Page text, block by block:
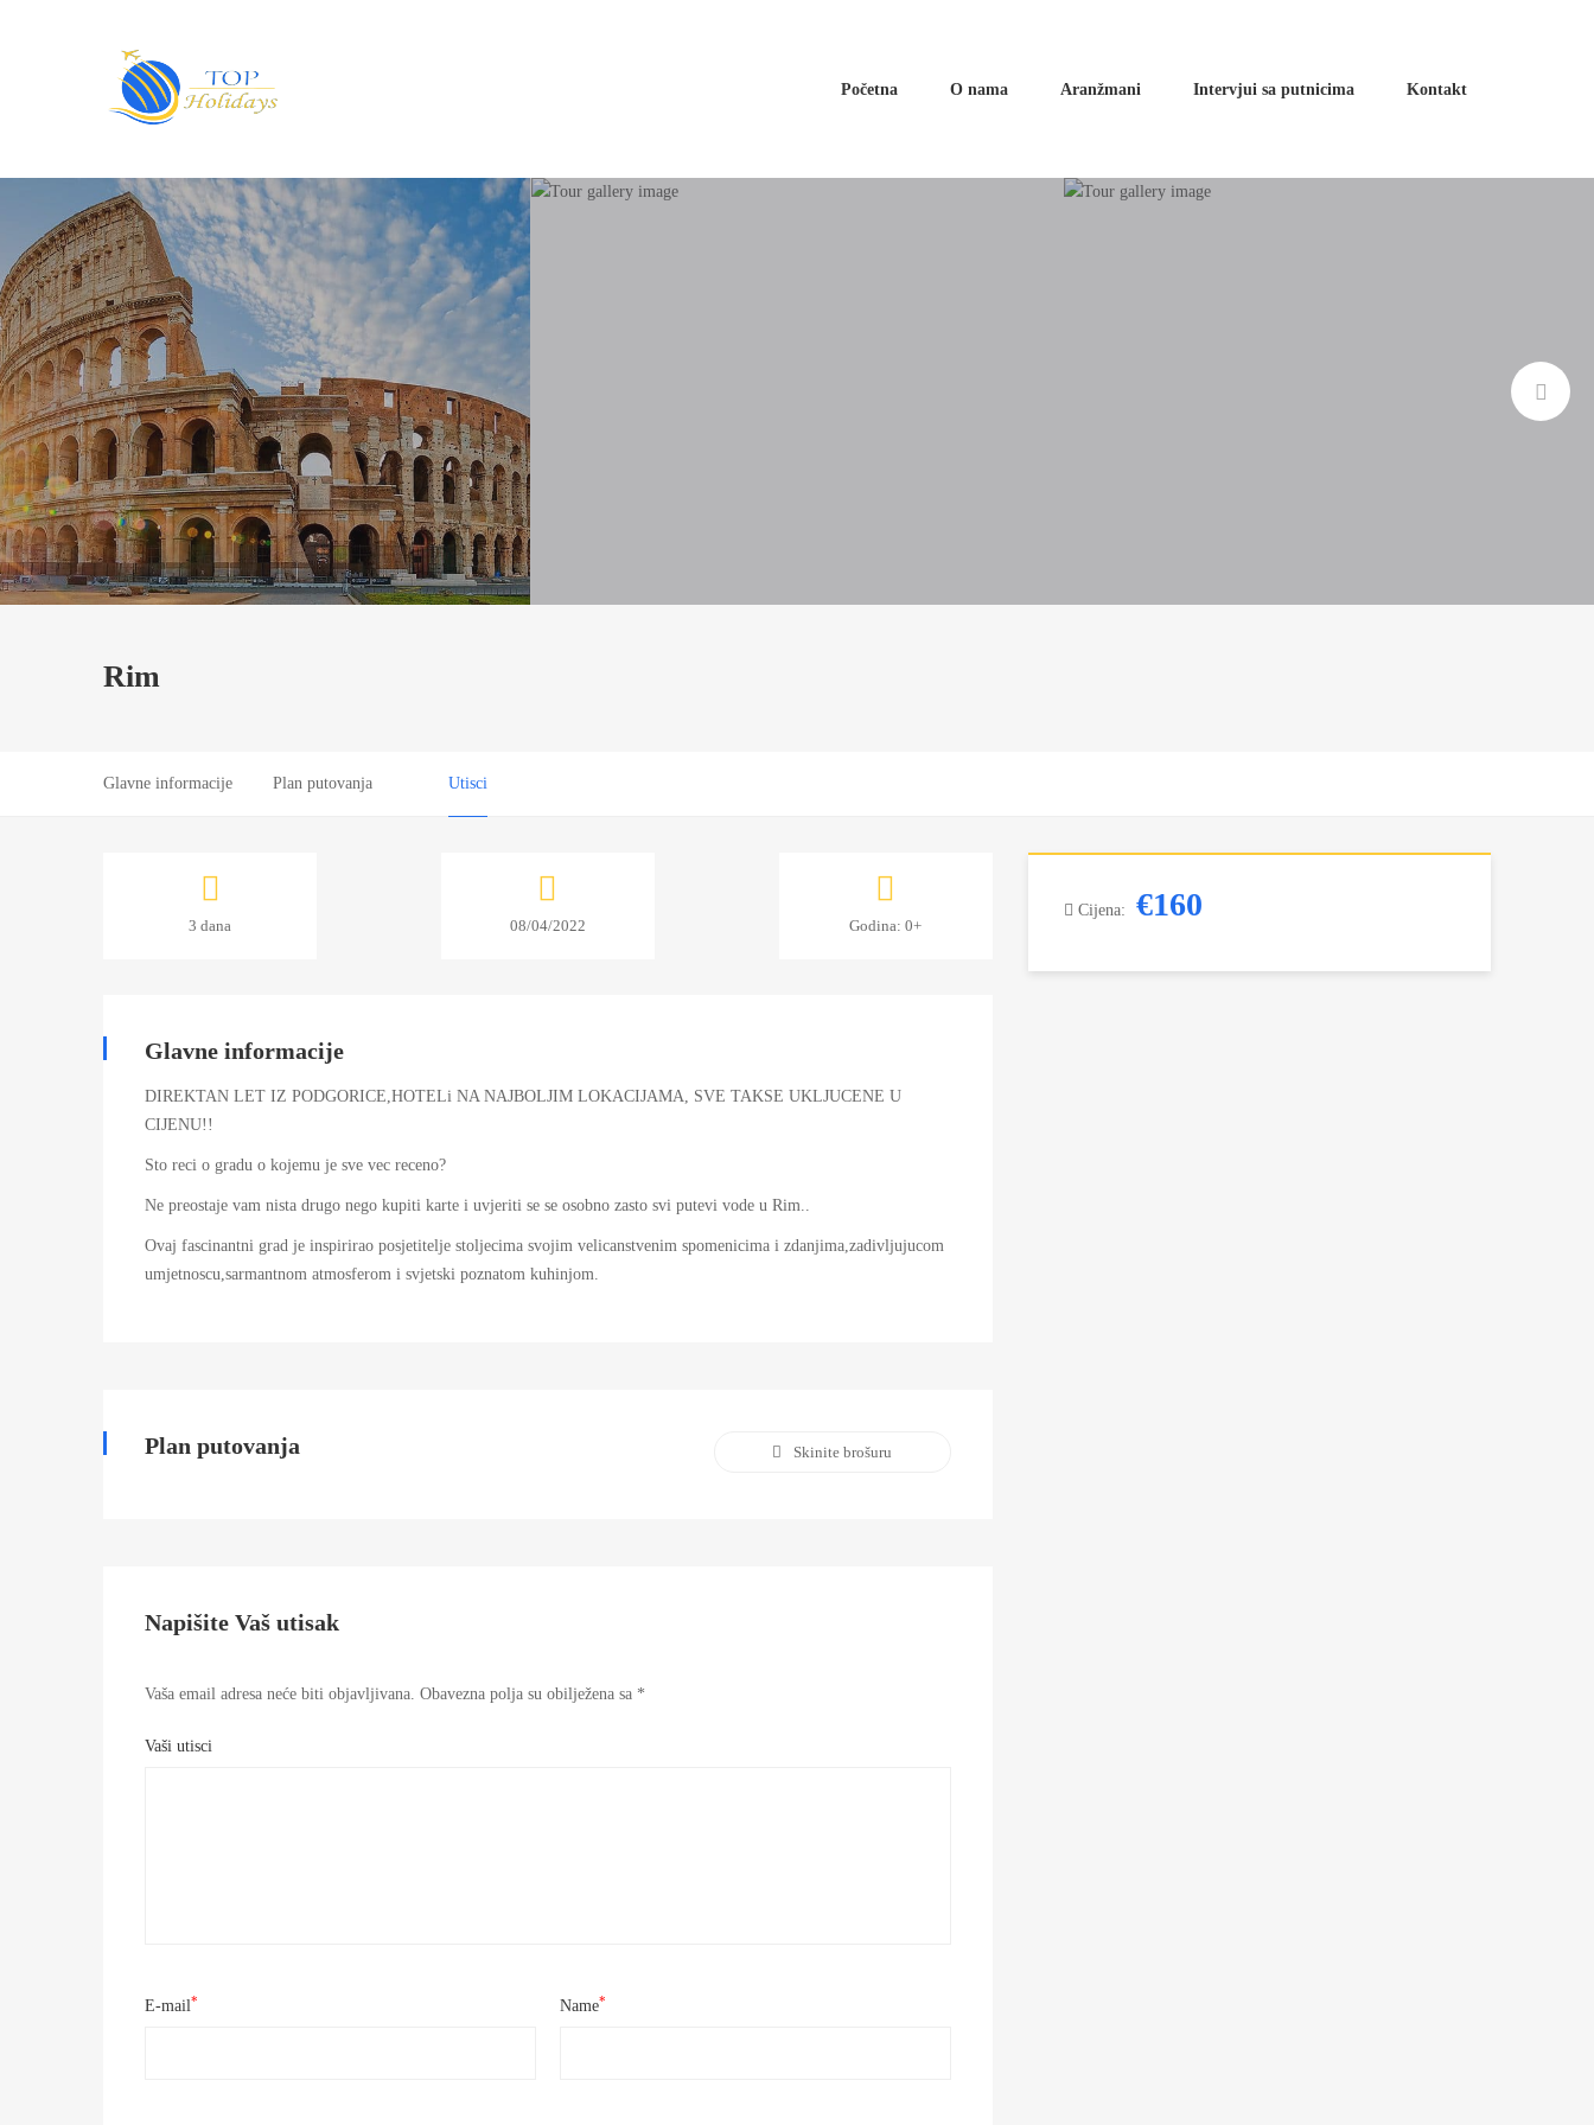
Primary
Početna O nama Aranžmani Intervjui sa putnicima Kontakt
Rim
Glavne informacije Plan putovanja Utisci
3 dana 08/04/2022 Godina: 0+
03-
07T15:19:46+00:00
Glavne informacije
DIREKTAN LET IZ PODGORICE,HOTELi NA NAJBOLJIM LOKACIJAMA, SVE TAKSE UKLJUCENE U
CIJENU!!
Sto reci o gradu o kojemu je sve vec receno?
Ne preostaje vam nista drugo nego kupiti karte i uvjeriti se se osobno zasto svi putevi vode u Rim..
Ovaj fascinantni grad je inspirirao posjetitelje stoljecima svojim velicanstvenim spomenicima i zdanjima,zadivljujucom
umjetnoscu,sarmantnom atmosferom i svjetski poznatom kuhinjom.
Plan putovanja Skinite brošuru
Napišite Vaš utisak
Vaša email adresa neće biti objavljivana. Obavezna polja su obilježena sa *
Vaši utisci
E-mail* Name*
Cijena: €160